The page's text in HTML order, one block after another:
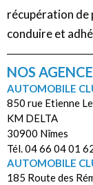
récupération de
conduire et
NOS
AUTOMOBILE
850 rue Etienne
KM DELTA
30900 Nîmes
Tél. 04 66 04 01
AUTOMOBILE
185 Route des